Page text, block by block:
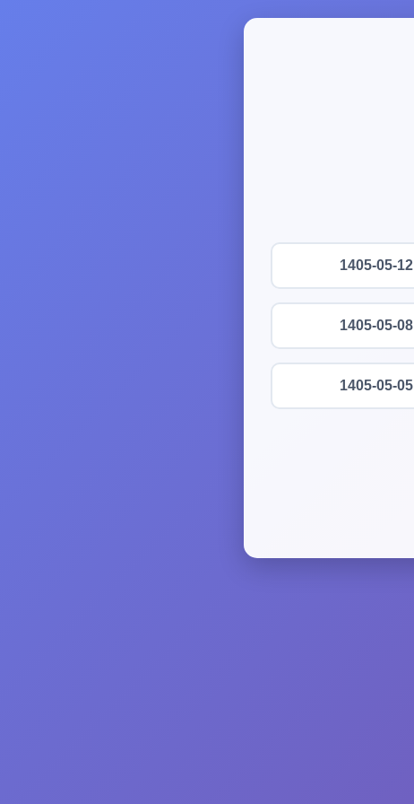
1405-05-12
1405-05-08
1405-05-05